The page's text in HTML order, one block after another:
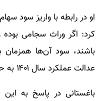
او در رابطه با واریز سود
کرد: اگر وراث سجامی بوده
باشند، سود آن‌ها
عدالت عملکرد سال ۱۴۰۱ به حساب این افراد واریز می‌شود.